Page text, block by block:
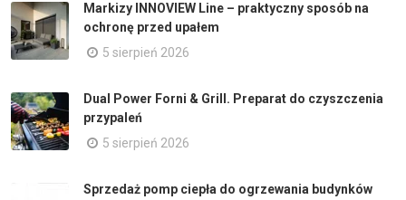
Markizy INNOVIEW Line – praktyczny sposób na
ochronę przed upałem
5 sierpień 2026
Dual Power Forni & Grill. Preparat do czyszczenia
przypaleń
5 sierpień 2026
Sprzedaż pomp ciepła do ogrzewania budynków